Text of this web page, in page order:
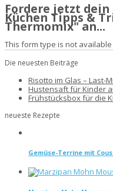
Fordere jetzt dein
Küchen Tipps &
Thermomix" an...
This form type is not
Die neuesten Beiträge
Risotto im Glas – Last-
Hustensaft für Kinder
Frühstücksbox für die
neueste Rezepte
Gemüse-Terrine mit